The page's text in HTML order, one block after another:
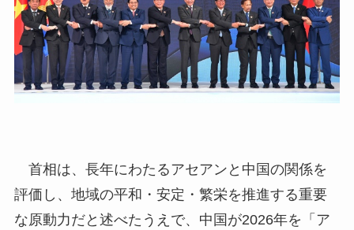
首相は、長年にわたるアセアンと中国の関係を
評価し、地域の平和・安定・繁栄を推進する重要
な原動力だと述べたうえで、中国が2026年を「ア